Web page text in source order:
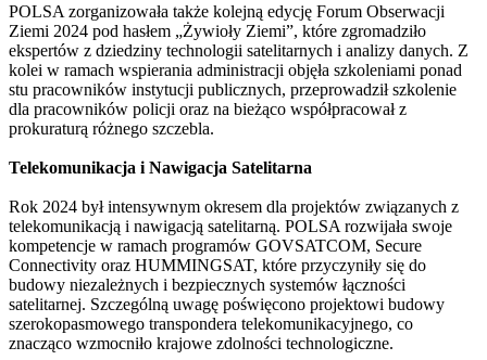
POLSA zorganizowała także kolejną edycję Forum Obserwacji
Ziemi 2024 pod hasłem „Żywioły Ziemi”, które zgromadziło
ekspertów z dziedziny technologii satelitarnych i analizy danych. Z
kolei w ramach wspierania administracji objęła szkoleniami ponad
stu pracowników instytucji publicznych, przeprowadził szkolenie
dla pracowników policji oraz na bieżąco współpracował z
prokuraturą różnego szczebla.
Telekomunikacja i Nawigacja Satelitarna
Rok 2024 był intensywnym okresem dla projektów związanych z
telekomunikacją i nawigacją satelitarną. POLSA rozwijała swoje
kompetencje w ramach programów GOVSATCOM, Secure
Connectivity oraz HUMMINGSAT, które przyczyniły się do
budowy niezależnych i bezpiecznych systemów łączności
satelitarnej. Szczególną uwagę poświęcono projektowi budowy
szerokopasmowego transpondera telekomunikacyjnego, co
znacząco wzmocniło krajowe zdolności technologiczne.